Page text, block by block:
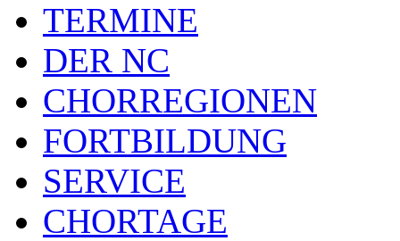
TERMINE
DER NC
CHORREGIONEN
FORTBILDUNG
SERVICE
CHORTAGE